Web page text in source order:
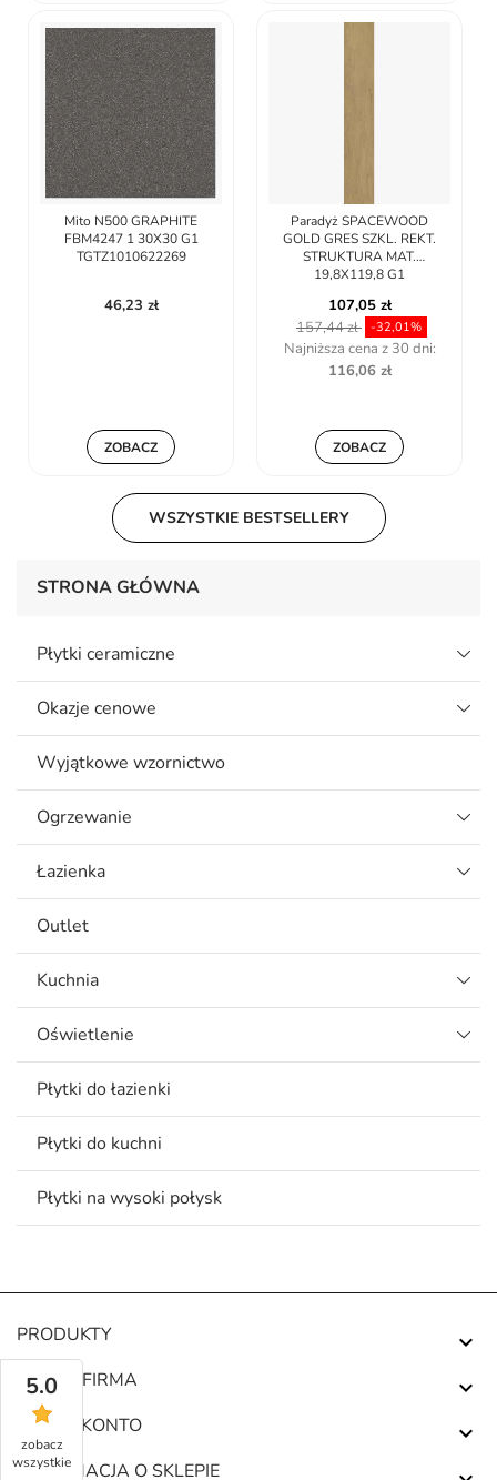
STRONA GŁÓWNA
Płytki ceramiczne
Okazje cenowe
Wyjątkowe wzornictwo
Ogrzewanie
Łazienka
Outlet
Kuchnia
Oświetlenie
Płytki do łazienki
Płytki do kuchni
Płytki na wysoki połysk
Mito N500 GRAPHITE
FBM4247 1 30X30 G1
TGTZ1010622269
46,23 zł
ZOBACZ
Paradyż SPACEWOOD
GOLD GRES SZKL. REKT.
STRUKTURA MAT.
19,8X119,8 G1
107,05 zł
157,44 zł -32,01%
Najniższa cena z 30 dni:
116,06 zł
ZOBACZ
WSZYSTKIE BESTSELLERY
PRODUKTY 
NASZA FIRMA 
TWOJE KONTO 
INFORMACJA O SKLEPIE
5.0
zobacz
wszystkie